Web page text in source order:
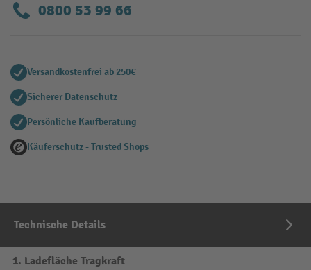
0800 53 99 66
Versandkostenfrei ab 250€
Sicherer Datenschutz
Persönliche Kaufberatung
Käuferschutz - Trusted Shops
Technische Details
1. Ladefläche Tragkraft